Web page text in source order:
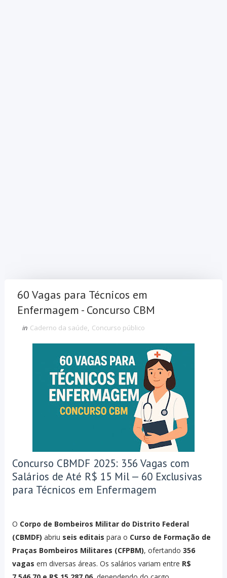
60 Vagas para Técnicos em
Enfermagem - Concurso CBM
in Caderno da saúde, Concurso público
Concurso CBMDF 2025: 356 Vagas com
Salários de Até R$ 15 Mil — 60 Exclusivas
para Técnicos em Enfermagem
O Corpo de Bombeiros Militar do Distrito Federal
(CBMDF) abriu seis editais para o Curso de Formação de
Praças Bombeiros Militares (CFPBM), ofertando 356
vagas em diversas áreas. Os salários variam entre R$